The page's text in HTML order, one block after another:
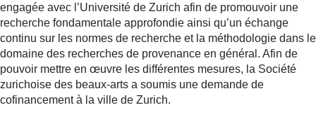
engagée avec l’Université de Zurich afin de promouvoir une
recherche fondamentale approfondie ainsi qu’un échange
continu sur les normes de recherche et la méthodologie dans le
domaine des recherches de provenance en général. Afin de
pouvoir mettre en œuvre les différentes mesures, la Société
zurichoise des beaux-arts a soumis une demande de
cofinancement à la ville de Zurich.